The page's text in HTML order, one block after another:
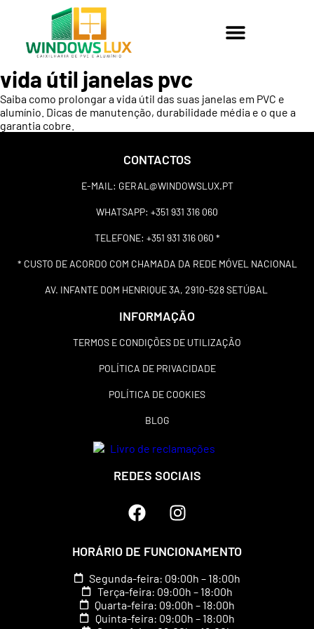
vida útil janelas pvc
Saiba como prolongar a vida útil das suas janelas em PVC e
alumínio. Dicas de manutenção, durabilidade média e o que a
garantia cobre.
CONTACTOS
E-MAIL: GERAL@WINDOWSLUX.PT
WHATSAPP: +351 931 316 060
TELEFONE: +351 931 316 060 *
* CUSTO DE ACORDO COM CHAMADA DA REDE MÓVEL NACIONAL
AV. INFANTE DOM HENRIQUE 3A, 2910-528 SETÚBAL
INFORMAÇÃO
TERMOS E CONDIÇÕES DE UTILIZAÇÃO
POLÍTICA DE PRIVACIDADE
POLÍTICA DE COOKIES
BLOG
REDES SOCIAIS
HORÁRIO DE FUNCIONAMENTO
Segunda-feira: 09:00h – 18:00h
Terça-feira: 09:00h – 18:00h
Quarta-feira: 09:00h – 18:00h
Quinta-feira: 09:00h – 18:00h